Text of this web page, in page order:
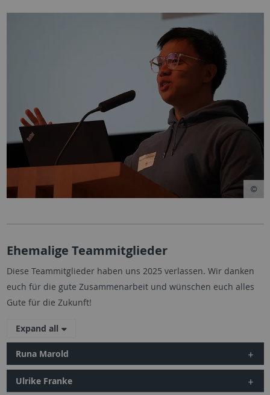
Ehemalige Teammitglieder
Diese Teammitglieder haben uns 2025 verlassen. Wir danken
euch für die gute Zusammenarbeit und wünschen euch alles
Gute für die Zukunft!
Expand all
Runa Marold
Ulrike Franke